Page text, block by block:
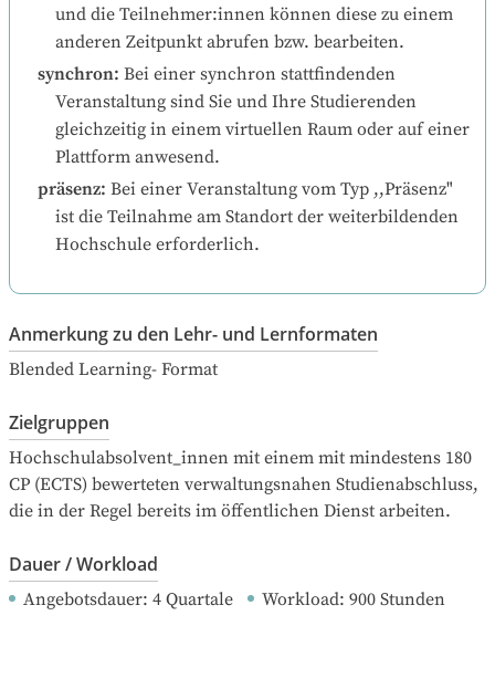
und die Teilnehmer:innen können diese zu einem
anderen Zeitpunkt abrufen bzw. bearbeiten.
synchron: Bei einer synchron stattfindenden
Veranstaltung sind Sie und Ihre Studierenden
gleichzeitig in einem virtuellen Raum oder auf einer
Plattform anwesend.
präsenz: Bei einer Veranstaltung vom Typ ,,Präsenz"
ist die Teilnahme am Standort der weiterbildenden
Hochschule erforderlich.
Anmerkung zu den Lehr- und Lernformaten
Blended Learning- Format
Zielgruppen
Hochschulabsolvent_innen mit einem mit mindestens 180
CP (ECTS) bewerteten verwaltungsnahen Studienabschluss,
die in der Regel bereits im öffentlichen Dienst arbeiten.
Dauer / Workload
Angebotsdauer: 4 Quartale Workload: 900 Stunden